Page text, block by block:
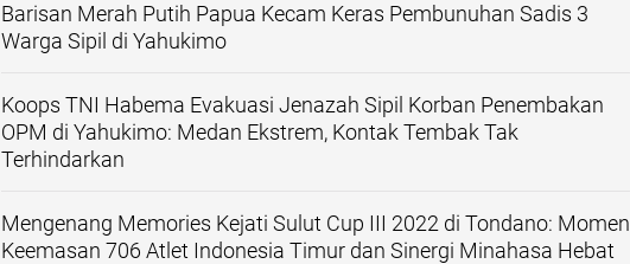
Barisan Merah Putih Papua Kecam Keras Pembunuhan Sadis 3
Warga Sipil di Yahukimo
Koops TNI Habema Evakuasi Jenazah Sipil Korban Penembakan
OPM di Yahukimo: Medan Ekstrem, Kontak Tembak Tak
Terhindarkan
Mengenang Memories Kejati Sulut Cup III 2022 di Tondano: Momen
Keemasan 706 Atlet Indonesia Timur dan Sinergi Minahasa Hebat